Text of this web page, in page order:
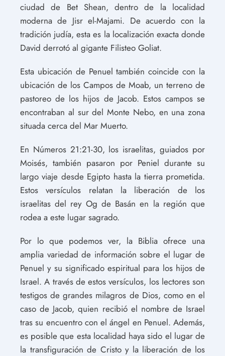
ciudad de Bet Shean, dentro de la localidad
moderna de Jisr el-Majami. De acuerdo con la
tradición judía, esta es la localización exacta donde
David derrotó al gigante Filisteo Goliat.
Esta ubicación de Penuel también coincide con la
ubicación de los Campos de Moab, un terreno de
pastoreo de los hijos de Jacob. Estos campos se
encontraban al sur del Monte Nebo, en una zona
situada cerca del Mar Muerto.
En Números 21:21-30, los israelitas, guiados por
Moisés, también pasaron por Peniel durante su
largo viaje desde Egipto hasta la tierra prometida.
Estos versículos relatan la liberación de los
israelitas del rey Og de Basán en la región que
rodea a este lugar sagrado.
Por lo que podemos ver, la Biblia ofrece una
amplia variedad de información sobre el lugar de
Penuel y su significado espiritual para los hijos de
Israel. A través de estos versículos, los lectores son
testigos de grandes milagros de Dios, como en el
caso de Jacob, quien recibió el nombre de Israel
tras su encuentro con el ángel en Penuel. Además,
es posible que esta localidad haya sido el lugar de
la transfiguración de Cristo y la liberación de los